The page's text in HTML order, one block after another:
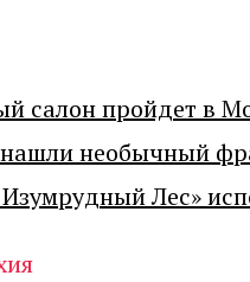
салон пройдет в
необычный
Лес»